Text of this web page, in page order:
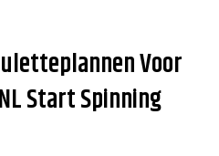
Voor
Start Spinning